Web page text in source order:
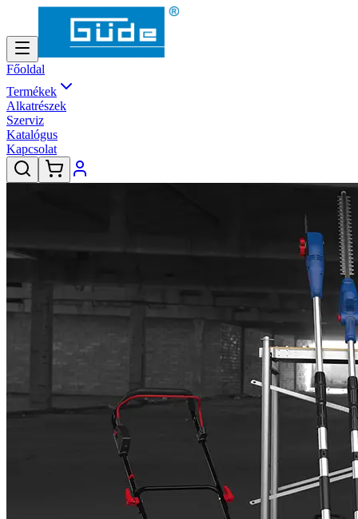
Főoldal
Termékek
Alkatrészek
Szerviz
Katalógus
Kapcsolat